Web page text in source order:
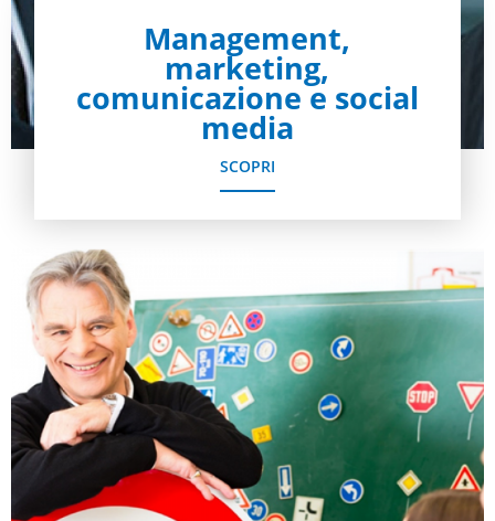
Management,
marketing,
comunicazione e social
media
SCOPRI